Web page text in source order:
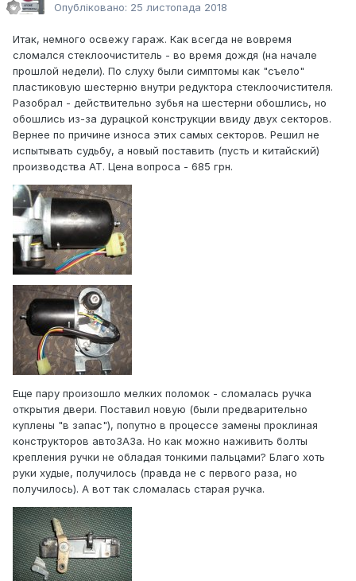
Опубліковано: 25 листопада 2018
Итак, немного освежу гараж. Как всегда не вовремя
сломался стеклоочиститель - во время дождя (на начале
прошлой недели). По слуху были симптомы как "съело"
пластиковую шестерню внутри редуктора стеклоочистителя.
Разобрал - действительно зубья на шестерни обошлись, но
обошлись из-за дурацкой конструкции ввиду двух секторов.
Вернее по причине износа этих самых секторов. Решил не
испытывать судьбу, а новый поставить (пусть и китайский)
производства АТ. Цена вопроса - 685 грн.
Еще пару произошло мелких поломок - сломалась ручка
открытия двери. Поставил новую (были предварительно
куплены "в запас"), попутно в процессе замены проклиная
конструкторов автоЗАЗа. Но как можно наживить болты
крепления ручки не обладая тонкими пальцами? Благо хоть
руки худые, получилось (правда не с первого раза, но
получилось). А вот так сломалась старая ручка.